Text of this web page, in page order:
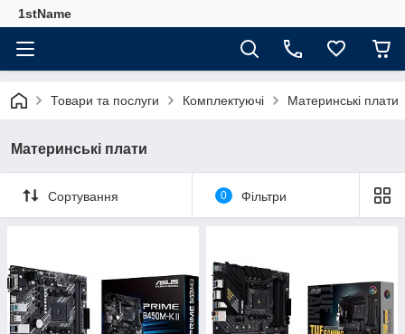
1stName
Товари та послуги Комплектуючі Материнські плати
Материнські плати
Сортування 0 Фільтри